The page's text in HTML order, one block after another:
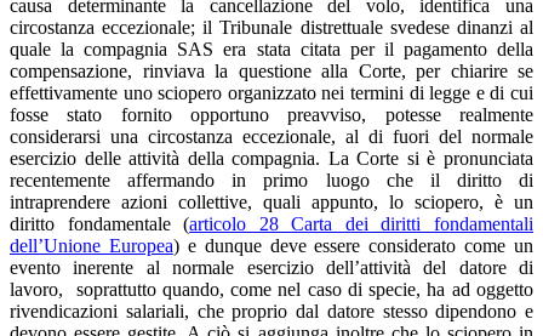
causa determinante la cancellazione del volo, identifica una
circostanza eccezionale; il Tribunale distrettuale svedese dinanzi al
quale la compagnia SAS era stata citata per il pagamento della
compensazione, rinviava la questione alla Corte, per chiarire se
effettivamente uno sciopero organizzato nei termini di legge e di cui
fosse stato fornito opportuno preavviso, potesse realmente
considerarsi una circostanza eccezionale, al di fuori del normale
esercizio delle attività della compagnia. La Corte si è pronunciata
recentemente affermando in primo luogo che il diritto di
intraprendere azioni collettive, quali appunto, lo sciopero, è un
diritto fondamentale (articolo 28 Carta dei diritti fondamentali
dell’Unione Europea) e dunque deve essere considerato come un
evento inerente al normale esercizio dell’attività del datore di
lavoro, soprattutto quando, come nel caso di specie, ha ad oggetto
rivendicazioni salariali, che proprio dal datore stesso dipendono e